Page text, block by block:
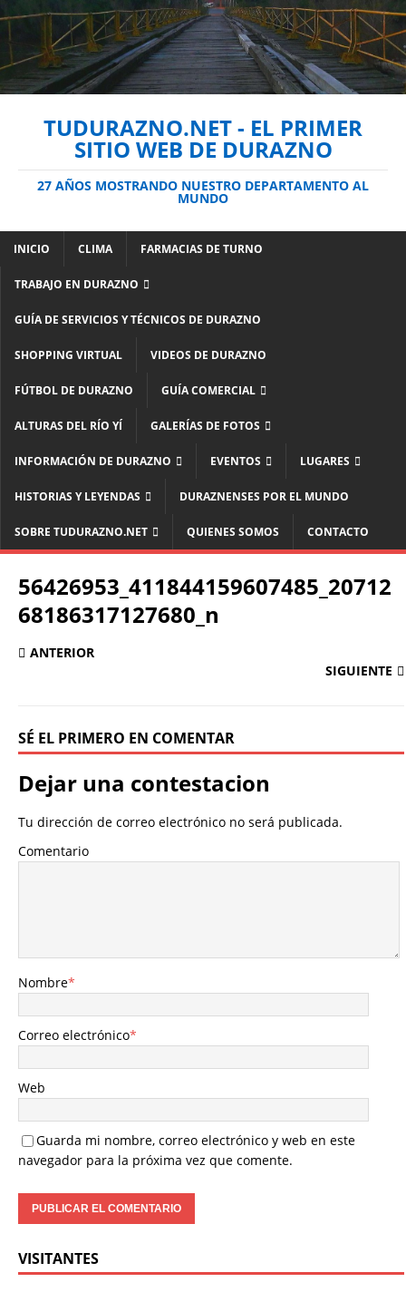
TUDURAZNO.NET - EL PRIMER
SITIO WEB DE DURAZNO
27 AÑOS MOSTRANDO NUESTRO DEPARTAMENTO AL
MUNDO
INICIO CLIMA FARMACIAS DE TURNO
TRABAJO EN DURAZNO
GUÍA DE SERVICIOS Y TÉCNICOS DE DURAZNO
SHOPPING VIRTUAL VIDEOS DE DURAZNO
FÚTBOL DE DURAZNO GUÍA COMERCIAL
ALTURAS DEL RÍO YÍ GALERÍAS DE FOTOS
INFORMACIÓN DE DURAZNO EVENTOS LUGARES
HISTORIAS Y LEYENDAS DURAZNENSES POR EL MUNDO
SOBRE TUDURAZNO.NET QUIENES SOMOS CONTACTO
56426953_411844159607485_20712
68186317127680_n
ANTERIOR
SIGUIENTE
SÉ EL PRIMERO EN COMENTAR
Dejar una contestacion
Tu dirección de correo electrónico no será publicada.
Comentario
Nombre*
Correo electrónico*
Web
Guarda mi nombre, correo electrónico y web en este
navegador para la próxima vez que comente.
VISITANTES